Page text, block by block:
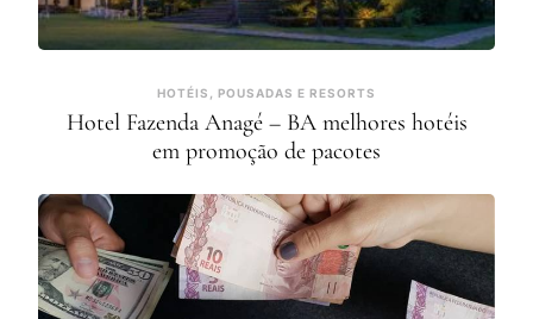
HOTÉIS, POUSADAS E RESORTS
Hotel Fazenda Anagé – BA melhores hotéis
em promoção de pacotes